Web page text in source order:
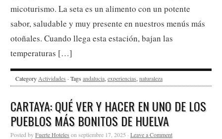
micoturismo. La seta es un alimento con un potente
sabor, saludable y muy presente en nuestros menús más
otoñales. Cuando llega esta estación, bajan las
temperaturas […]
Category Actividades · Tags andalucia, experiencias, naturaleza
CARTAYA: QUÉ VER Y HACER EN UNO DE LOS
PUEBLOS MÁS BONITOS DE HUELVA
Posted byFuerte Hoteles on septiembre 17, 2025 · Leave a Comment